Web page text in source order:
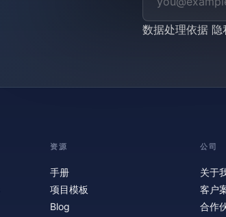
数据处理依据 隐
资源
手册
项目模板
Blog
公司
关于
客户
合作